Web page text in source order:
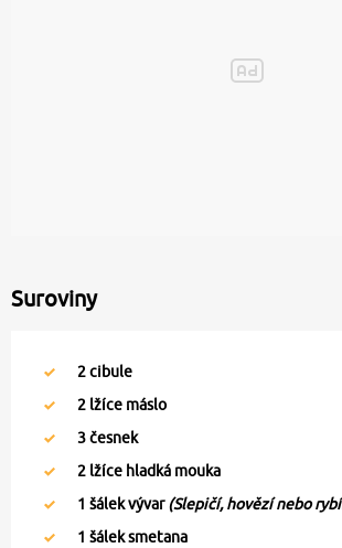
Suroviny
2cibule
2 lžíce máslo
3česnek
2 lžíce hladká mouka
1 šálek vývar(Slepičí, hovězí nebo
1 šálek smetana